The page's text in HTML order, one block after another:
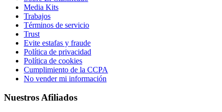
Media Kits
Trabajos
Términos de servicio
Trust
Evite estafas y fraude
Política de privacidad
Política de cookies
Cumplimiento de la CCPA
No vender mi información
Nuestros Afiliados